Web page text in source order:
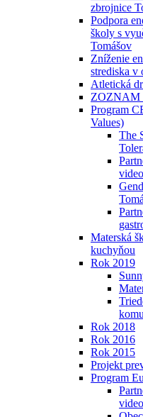
zbrojnice
Podpora
školy s
Tomášov
Zníženie
strediska v
Atletická
ZOZNAM
Program
Values)
The
Materská
kuchyňou
Rok 2019
Rok 2018
Rok 2016
Rok 2015
Projekt
Program